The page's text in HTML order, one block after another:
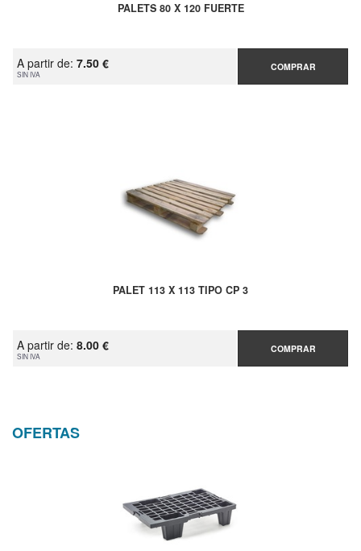
PALETS 80 X 120 FUERTE
A partir de: 7.50 €
SIN IVA
COMPRAR
PALET 113 X 113 TIPO CP 3
A partir de: 8.00 €
SIN IVA
COMPRAR
OFERTAS